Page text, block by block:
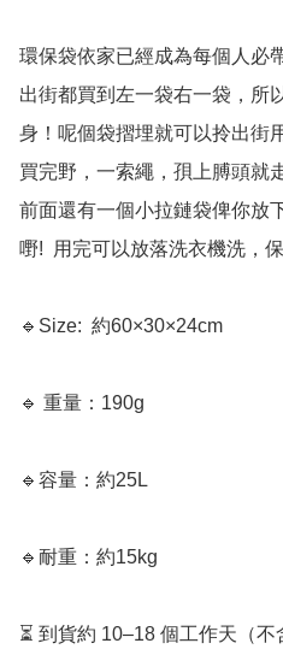
環保袋依家已經成為每個人必
出街都買到左一袋右一袋，所
身！呢個袋摺埋就可以拎出街
買完野，一索繩，孭上膊頭就
前面還有一個小拉鏈袋俾你放
嘢!  用完可以放落洗衣機洗，
🔹Size:  約60×30×24cm
🔹 重量：190g
🔹容量：約25L
🔹耐重：約15kg
⏳ 到貨約 10–18 個工作天（不